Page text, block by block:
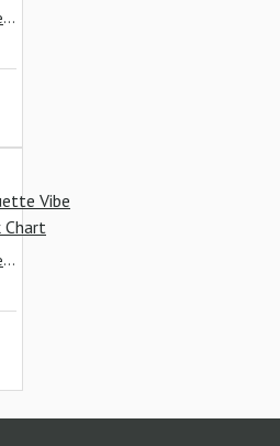
Воблер Madness Baguette Vibe 70 17 гр #R05 Purple Back Gold
Воблер Madness Baguette Vibe 70 17 гр #R06 Blue Back Chart